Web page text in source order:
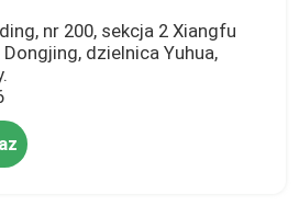
nr 200, sekcja 2 Xiangfu
dzielnica Yuhua,